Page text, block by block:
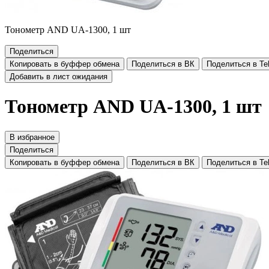
Тонометр AND UA-1300, 1 шт
Поделиться
Копировать в буффер обмена
Поделиться в ВК
Поделиться в
Добавить в лист ожидания
Тонометр AND UA-1300, 1 шт
В избранное
Поделиться
Копировать в буффер обмена
Поделиться в ВК Поделиться в